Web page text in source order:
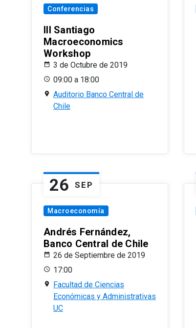
Conferencias
III Santiago
Macroeconomics
Workshop
3 de Octubre de 2019
09:00 a 18:00
Auditorio Banco Central de
Chile
26 SEP
Macroeconomía
Andrés Fernández,
Banco Central de Chile
26 de Septiembre de 2019
17:00
Facultad de Ciencias
Económicas y Administrativas
UC